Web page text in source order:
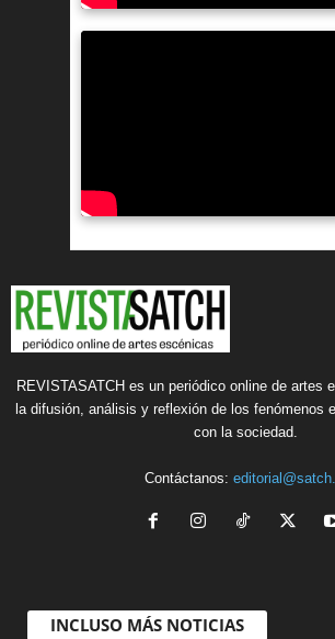
REVISTASATCH es un periódico online de artes
la difusión, análisis y reflexión de los fenómenos
con la sociedad.
Contáctanos:
INCLUSO MÁS NOTICIAS